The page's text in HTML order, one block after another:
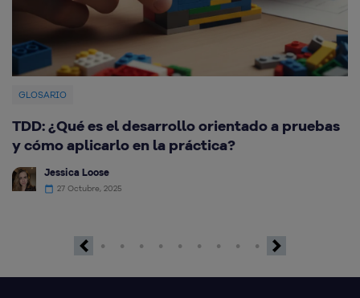
GLOSARIO
TDD: ¿Qué es el desarrollo orientado a pruebas
y cómo aplicarlo en la práctica?
Jessica Loose
27 Octubre, 2025